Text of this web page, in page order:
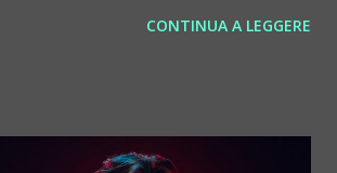
a Trecastagni (Ct). Con il singolo
malinconico. Il brano non si limita a
CONTINUA A LEGGERE